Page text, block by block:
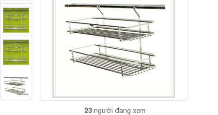
23 người đang xem